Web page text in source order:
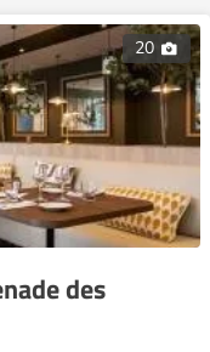
20
des